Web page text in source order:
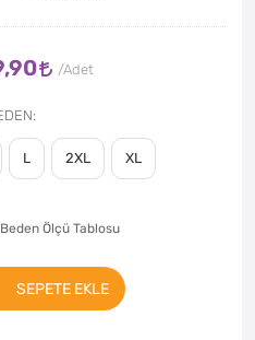
L 2XL XL
Ölçü Tablosu
SEPETE EKLE